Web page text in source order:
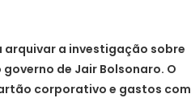
arquivar a investigação sobre
de Jair Bolsonaro. O
corporativo e gastos com